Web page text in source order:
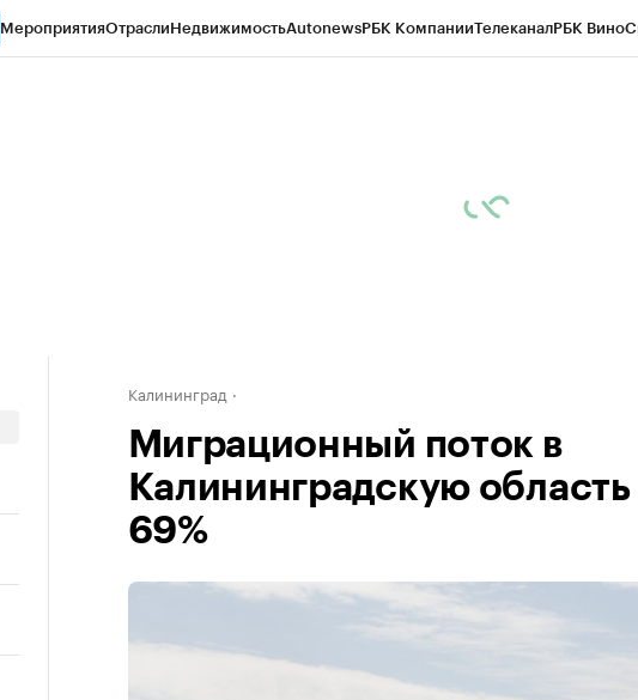
МероприятияОтраслиНедвижимостьAutonewsРБК КомпанииТелеканалРБК Вино
Калининград
Миграционный поток в
Калининградскую
69%